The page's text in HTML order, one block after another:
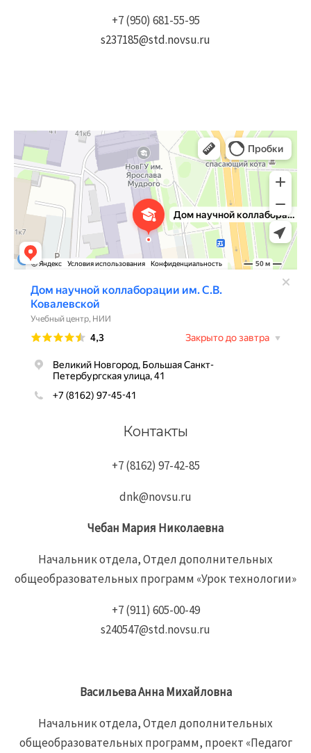
+7 (950) 681-55-95
s237185@std.novsu.ru
Дом научной коллаборации им. С.В. Ковалевской
Учебный центр в Великом Новгороде
Контакты
+7 (8162) 97-42-85
dnk@novsu.ru
Чебан Мария Николаевна
Начальник отдела, Отдел дополнительных
общеобразовательных программ «Урок технологии»
+7 (911) 605-00-49
s240547@std.novsu.ru
Васильева Анна Михайловна
Начальник отдела, Отдел дополнительных
общеобразовательных программ, проект «Педагог